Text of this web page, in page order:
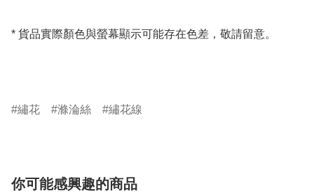
* 貨品實際顏色與螢幕顯示可能存在色差，敬請留意。
繡花 滌淪絲 繡花線
你可能感興趣的商品